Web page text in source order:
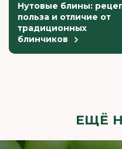
Нутовые блины:
польза и отличие от
традиционных
блинчиков
ЕЩЁ